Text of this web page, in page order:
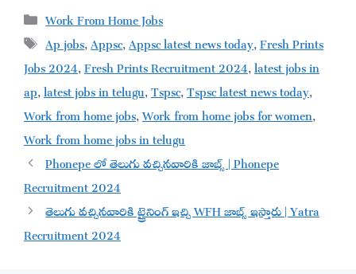
Categories
Work From Home Jobs
Tags
Ap jobs,Appsc,Appsc latest news today,Fresh Prints
Jobs 2024,Fresh Prints Recruitment 2024,latest jobs in
ap,latest jobs in telugu,Tspsc,Tspsc latest news today,
Work from home jobs,Work from home jobs for women,
Work from home jobs in telugu
Phonepe లో తెలుగు వచ్చినవారికి జాబ్స్ | Phonepe
Recruitment 2024
తెలుగు వచ్చినవారికి ట్రైనింగ్ ఇచ్చి WFH జాబ్స్ ఇస్తారు | Yatra
Recruitment 2024